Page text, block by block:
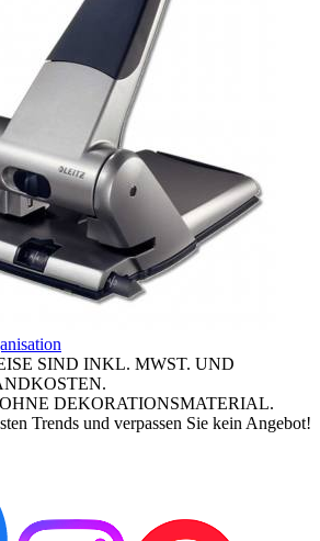
SIND INKL. MWST. UND
DEKORATIONSMATERIAL.
Trends und verpassen Sie kein Angebot!